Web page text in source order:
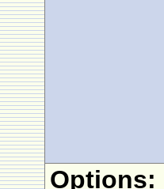
Options: